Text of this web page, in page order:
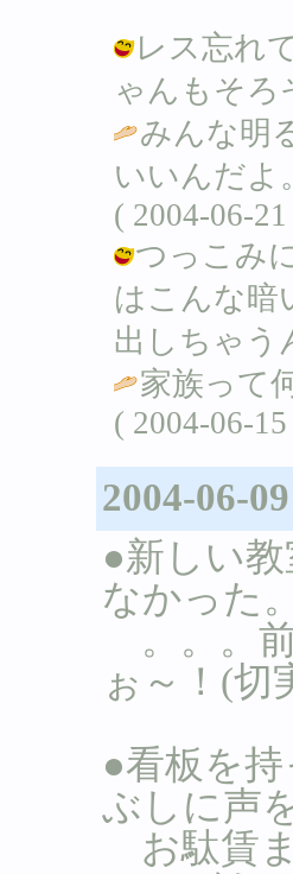
レス忘れ
ゃんもそろ
みんな明
いいんだよ
( 2004-06-
つっこみ
はこんな暗
出しちゃう
家族って
( 2004-06-
2004-06-
●新しい
なかった
。。。
ぉ～！(切
●看板を
ぶしに声
お駄賃